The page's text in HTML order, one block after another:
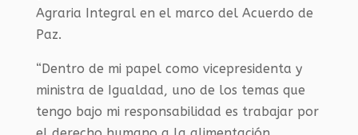
Agraria Integral en el marco del Acuerdo de
Paz.
“Dentro de mi papel como vicepresidenta y
ministra de Igualdad, uno de los temas que
tengo bajo mi responsabilidad es trabajar por